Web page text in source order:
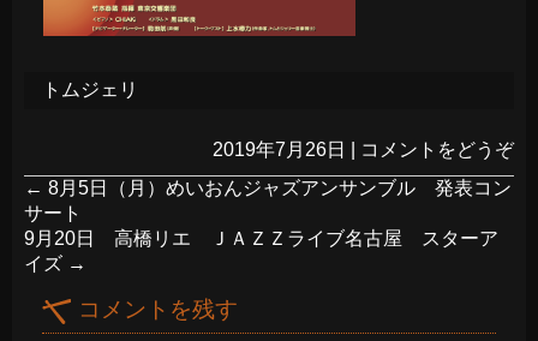
トムジェリ
2019年7月26日
コメントをどうぞ
← 8月5日（月）めいおんジャズアンサンブル 発表コン
サート
9月20日 高橋リエ ＪＡＺＺライブ名古屋 スターア
イズ →
コメントを残す